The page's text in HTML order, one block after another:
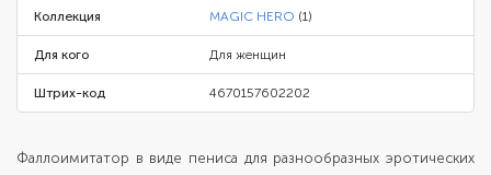
Коллекция MAGIC HERO (1)
Для кого Для женщин
Штрих-код 4670157602202
Фаллоимитатор в виде пениса для разнообразных эротических